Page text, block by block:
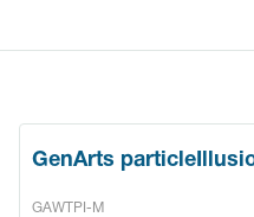
GenArts
GAWTPI-M